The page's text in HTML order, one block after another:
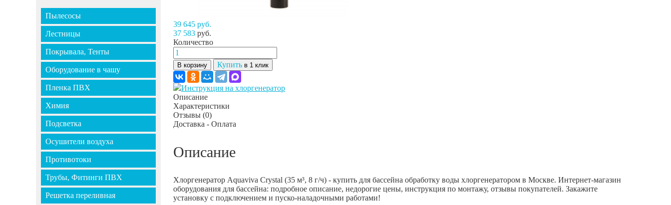
Пылесосы
Лестницы
Покрывала, Тенты
Оборудование в чашу
Пленка ПВХ
Химия
Подсветка
Осушители воздуха
Противотоки
Трубы, Фитинги ПВХ
Решетка переливная
39 645 руб.
37 583 руб.
Количество
В корзину Купить в 1 клик
Инструкция на хлоргенератор
Описание
Характеристики
Отзывы (0)
Доставка - Оплата
Описание
Хлоргенератор Aquaviva Crystal (35 м³, 8 г/ч) - купить для бассейна обработку воды хлоргенератором в Москве. Интернет-магазин
оборудования для бассейна: подробное описание, недорогие цены, инструкция по монтажу, отзывы покупателей. Закажите
установку с подключением и пуско-наладочными работами!